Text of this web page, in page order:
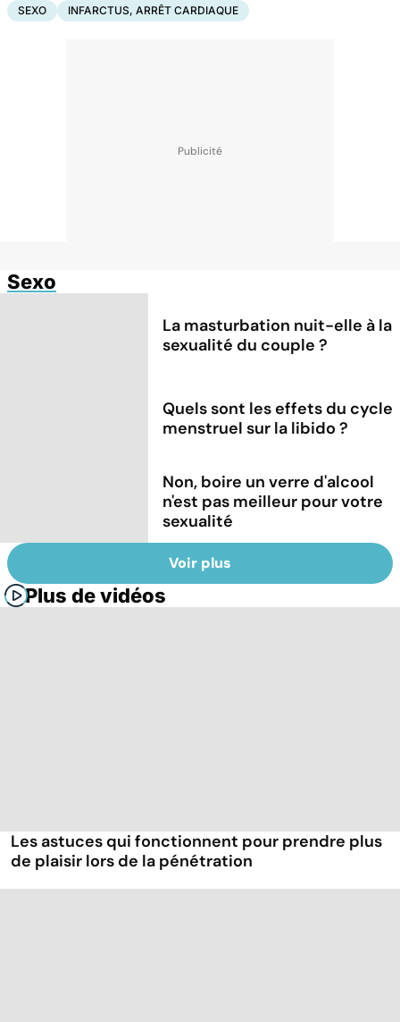
SEXO INFARCTUS, ARRÊT CARDIAQUE
Sexo
La masturbation nuit-elle à la
sexualité du couple ?
Quels sont les effets du cycle
menstruel sur la libido ?
Non, boire un verre d'alcool
n'est pas meilleur pour votre
sexualité
Voir plus
Plus de vidéos
Les astuces qui fonctionnent pour prendre plus
de plaisir lors de la pénétration